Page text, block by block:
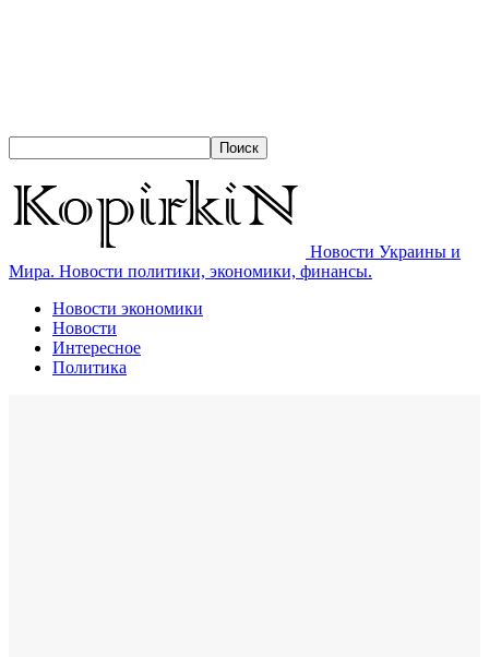
Новости Украины и
Мира. Новости политики, экономики, финансы.
Новости экономики
Новости
Интересное
Политика